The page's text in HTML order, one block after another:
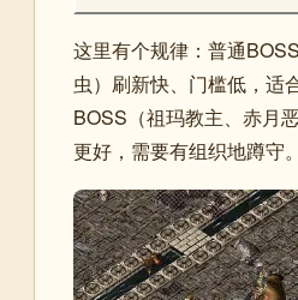
这里有个规律：普通
虫）刷新快、门槛低，适
BOSS（祖玛教主、赤月
更好，需要有组织地蹲守。